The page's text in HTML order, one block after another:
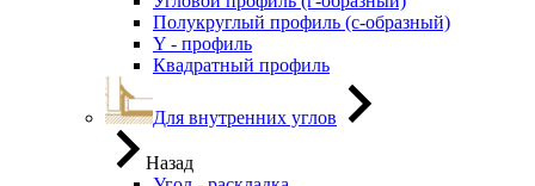
Полукруглый профиль (с-образный)
Y - профиль
Квадратный профиль
Для внутренних углов
Назад